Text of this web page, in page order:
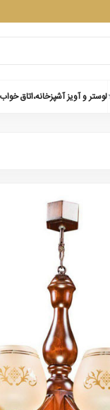
لوستر و آویز آشپزخانه،اتاق خواب